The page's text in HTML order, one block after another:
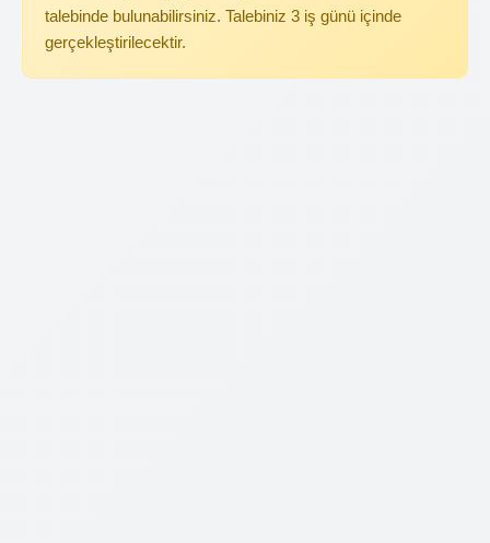
talebinde bulunabilirsiniz. Talebiniz 3 iş günü içinde
gerçekleştirilecektir.